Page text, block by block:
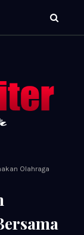
Olahraga